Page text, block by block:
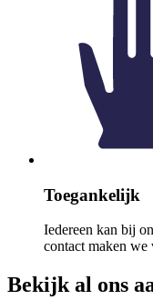
Toegankelijk
Iedereen kan bij
contact maken we
Bekijk al ons